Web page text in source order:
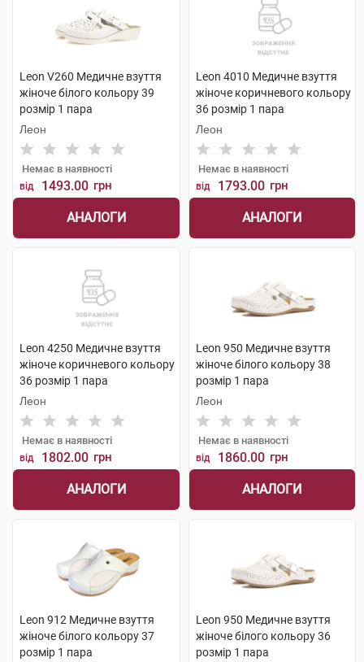
Leon V260 Медичне взуття
жіноче білого кольору 39
розмір 1 пара
Леон
Немає в наявності
від 1493.00 грн
АНАЛОГИ
Leon 4010 Медичне взуття
жіноче коричневого кольору
36 розмір 1 пара
Леон
Немає в наявності
від 1793.00 грн
АНАЛОГИ
Leon 4250 Медичне взуття
жіноче коричневого кольору
36 розмір 1 пара
Леон
Немає в наявності
від 1802.00 грн
АНАЛОГИ
Leon 950 Медичне взуття
жіноче білого кольору 38
розмір 1 пара
Леон
Немає в наявності
від 1860.00 грн
АНАЛОГИ
Leon 912 Медичне взуття
жіноче білого кольору 37
розмір 1 пара
Leon 950 Медичне взуття
жіноче білого кольору 36
розмір 1 пара